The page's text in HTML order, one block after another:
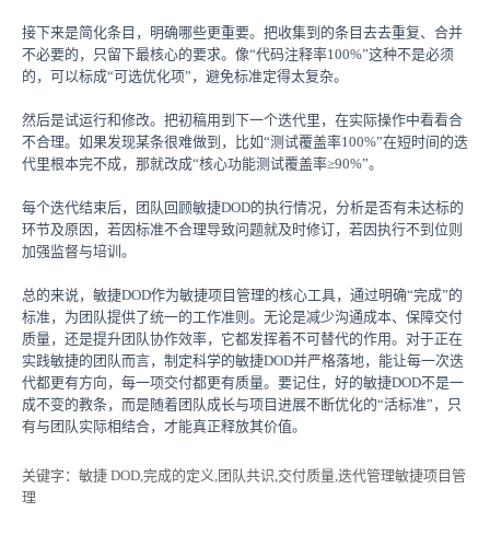
接下来是简化条目，明确哪些更重要。把收集到的条目去去重复、合并
不必要的，只留下最核心的要求。像“代码注释率100%”这种不是必须
的，可以标成“可选优化项”，避免标准定得太复杂。
然后是试运行和修改。把初稿用到下一个迭代里，在实际操作中看看合
不合理。如果发现某条很难做到，比如“测试覆盖率100%”在短时间的迭
代里根本完不成，那就改成“核心功能测试覆盖率≥90%”。
每个迭代结束后，团队回顾敏捷DOD的执行情况，分析是否有未达标的
环节及原因，若因标准不合理导致问题就及时修订，若因执行不到位则
加强监督与培训。
总的来说，敏捷DOD作为敏捷项目管理的核心工具，通过明确“完成”的
标准，为团队提供了统一的工作准则。无论是减少沟通成本、保障交付
质量，还是提升团队协作效率，它都发挥着不可替代的作用。对于正在
实践敏捷的团队而言，制定科学的敏捷DOD并严格落地，能让每一次迭
代都更有方向，每一项交付都更有质量。要记住，好的敏捷DOD不是一
成不变的教条，而是随着团队成长与项目进展不断优化的“活标准”，只
有与团队实际相结合，才能真正释放其价值。
关键字 ：敏捷 DOD,完成的定义,团队共识,交付质量,迭代管理敏捷项目管
理